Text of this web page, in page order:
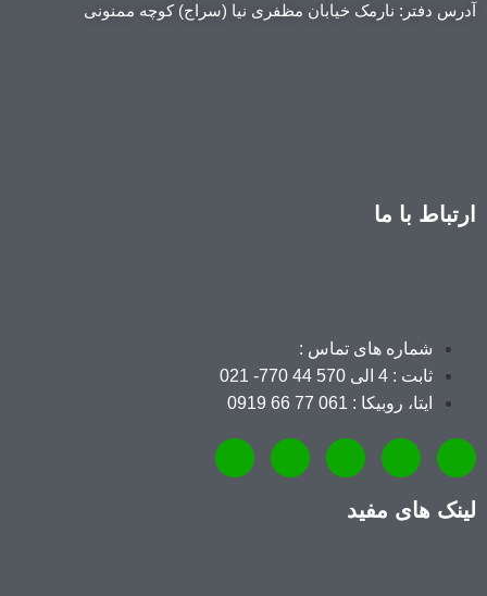
آدرس دفتر: نارمک خیابان مظفری نیا (سراج) کوچه ممنونی
ارتباط با ما
شماره های تماس :
ثابت : 4 الی 570 44 770- 021
ایتا، روبیکا : 061 77 66 0919
لینک های مفید